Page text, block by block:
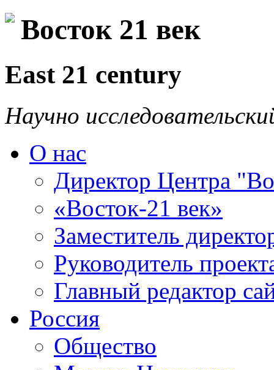
Восток 21 век
East 21 century
Научно
О нас
Директор Центра
«Восток-21 век»
Заместитель
Руководитель
Главный редактор
Россия
Общество